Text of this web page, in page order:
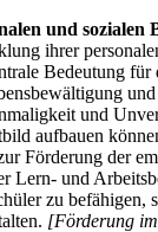
und sozialen
ihrer
Bedeutung
und
aufbauen
Förderung der
Lern- und
zu befähigen,
[Förderung